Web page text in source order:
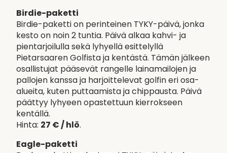
Birdie-paketti
Birdie-paketti on perinteinen TYKY-päivä, jonka
kesto on noin 2 tuntia. Päivä alkaa kahvi- ja
pientarjoilulla sekä lyhyellä esittelyllä
Pietarsaaren Golfista ja kentästä. Tämän jälkeen
osallistujat pääsevät rangelle lainamailojen ja
pallojen kanssa ja harjoittelevat golfin eri osa-
alueita, kuten puttaamista ja chippausta. Päivä
päättyy lyhyeen opastettuun kierrokseen
kentällä.
Hinta: 27 € / hlö.
Eagle-paketti